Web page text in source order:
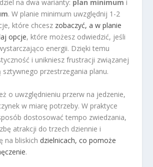
na dwa warianty: plan minimum i
. W planie minimum uwzględnij 1-2
które chcesz zobaczyć, a w planie
opcje, które możesz odwiedzić, jeśli
energii. Dzięki temu
i unikniesz frustracji związanej
sztywnego przestrzegania planu.
o uwzględnieniu przerw na jedzenie,
w miarę potrzeby. W praktyce
dostosować tempo zwiedzania,
atrakcji do trzech dziennie i
na bliskich dzielnicach, co pomoże
.